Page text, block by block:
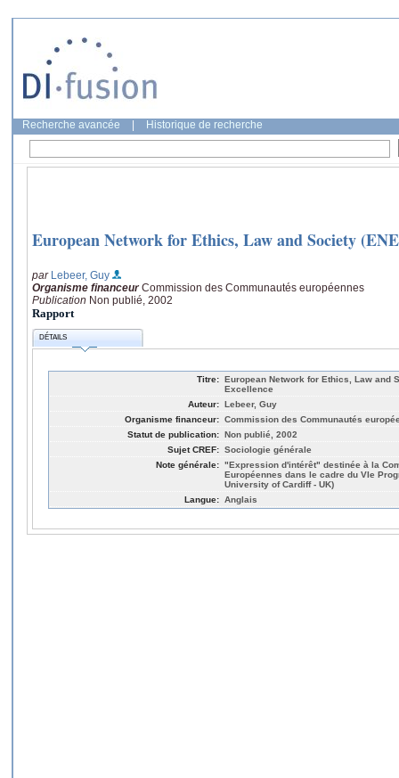
Recherche avancée Historique de recherche
European Network for Ethics, Law and Society
par Lebeer, Guy
Organisme financeur Commission des Communautés européennes
Publication Non publié, 2002
Rapport
DÉTAILS
Titre: European Network for Ethics, Law and
Excellence
Auteur: Lebeer, Guy
Organisme financeur: Commission des Communautés
Statut de publication: Non publié, 2002
Sujet CREF: Sociologie générale
Note générale: "Expression d'intérêt" destinée à la
Européennes dans le cadre du VIe
University of Cardiff - UK)
Langue: Anglais